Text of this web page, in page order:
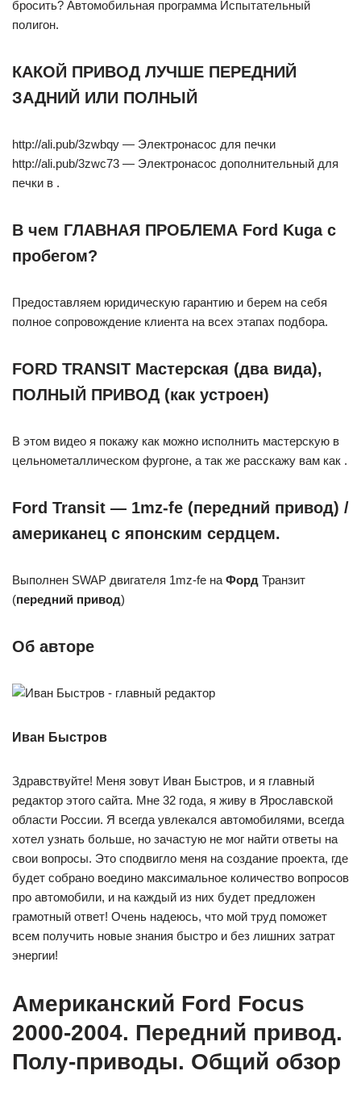
бросить? Автомобильная программа Испытательный
полигон.
КАКОЙ ПРИВОД ЛУЧШЕ ПЕРЕДНИЙ
ЗАДНИЙ ИЛИ ПОЛНЫЙ
http://ali.pub/3zwbqy — Электронасос для печки
http://ali.pub/3zwc73 — Электронасос дополнительный для
печки в .
В чем ГЛАВНАЯ ПРОБЛЕМА Ford Kuga с
пробегом?
Предоставляем юридическую гарантию и берем на себя
полное сопровождение клиента на всех этапах подбора.
FORD TRANSIT Мастерская (два вида),
ПОЛНЫЙ ПРИВОД (как устроен)
В этом видео я покажу как можно исполнить мастерскую в
цельнометаллическом фургоне, а так же расскажу вам как .
Ford Transit — 1mz-fe (передний привод) /
американец с японским сердцем.
Выполнен SWAP двигателя 1mz-fe на Форд Транзит
(передний привод)
Об авторе
Иван Быстров
Здравствуйте! Меня зовут Иван Быстров, и я главный
редактор этого сайта. Мне 32 года, я живу в Ярославской
области России. Я всегда увлекался автомобилями, всегда
хотел узнать больше, но зачастую не мог найти ответы на
свои вопросы. Это сподвигло меня на создание проекта, где
будет собрано воедино максимальное количество вопросов
про автомобили, и на каждый из них будет предложен
грамотный ответ! Очень надеюсь, что мой труд поможет
всем получить новые знания быстро и без лишних затрат
энергии!
Американский Ford Focus
2000-2004. Передний привод.
Полу-приводы. Общий обзор